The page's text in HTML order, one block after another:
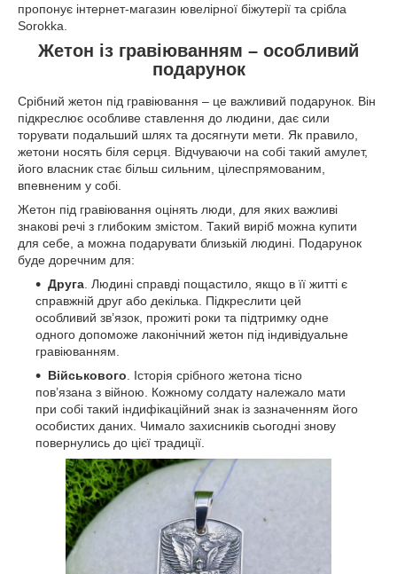
пропонує інтернет-магазин ювелірної біжутерії та срібла
Sorokka.
Жетон із гравіюванням – особливий
подарунок
Срібний жетон під гравіювання – це важливий подарунок. Він
підкреслює особливе ставлення до людини, дає сили
торувати подальший шлях та досягнути мети. Як правило,
жетони носять біля серця. Відчуваючи на собі такий амулет,
його власник стає більш сильним, цілеспрямованим,
впевненим у собі.
Жетон під гравіювання оцінять люди, для яких важливі
знакові речі з глибоким змістом. Такий виріб можна купити
для себе, а можна подарувати близькій людині. Подарунок
буде доречним для:
Друга . Людині справді пощастило, якщо в її житті є
справжній друг або декілька. Підкреслити цей
особливий зв’язок, прожиті роки та підтримку одне
одного допоможе лаконічний жетон під індивідуальне
гравіюванням.
Військового . Історія срібного жетона тісно
пов’язана з війною. Кожному солдату належало мати
при собі такий індифікаційний знак із зазначенням його
особистих даних. Чимало захисників сьогодні знову
повернулись до цієї традиції.